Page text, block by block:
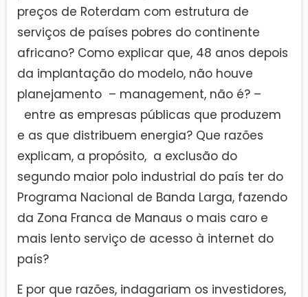
preços de Roterdam com estrutura de
serviços de países pobres do continente
africano? Como explicar que, 48 anos depois
da implantação do modelo, não houve
planejamento – management, não é? –
entre as empresas públicas que produzem
e as que distribuem energia? Que razões
explicam, a propósito, a exclusão do
segundo maior polo industrial do país ter do
Programa Nacional de Banda Larga, fazendo
da Zona Franca de Manaus o mais caro e
mais lento serviço de acesso à internet do
país?
E por que razões, indagariam os investidores,